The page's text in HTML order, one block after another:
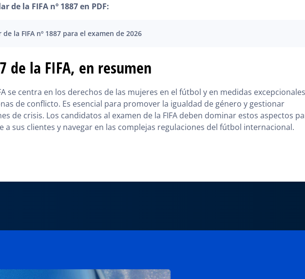
de la FIFA nº 1887 en PDF:
la FIFA nº 1887 para el examen de 2026
de la FIFA, en resumen
se centra en los derechos de las mujeres en el fútbol y en medidas excepcionales
de conflicto. Es esencial para promover la igualdad de género y gestionar
de crisis. Los candidatos al examen de la FIFA deben dominar estos aspectos
a sus clientes y navegar en las complejas regulaciones del fútbol internacional.